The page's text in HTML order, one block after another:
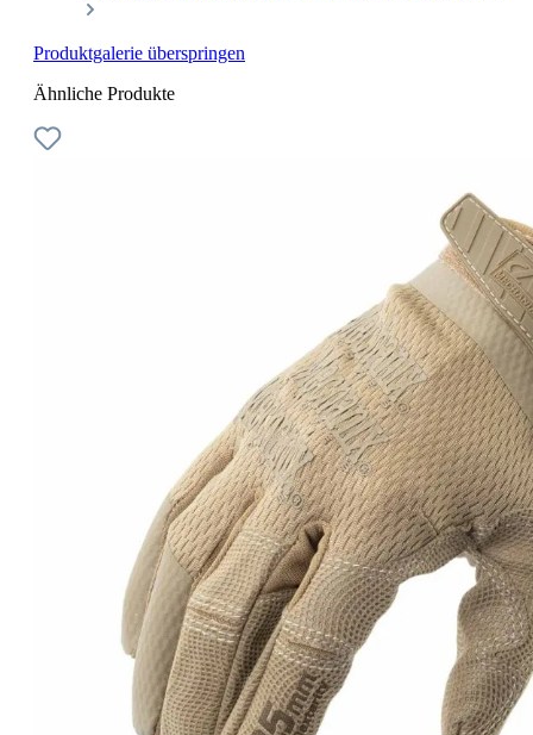
Produktgalerie überspringen
Ähnliche Produkte